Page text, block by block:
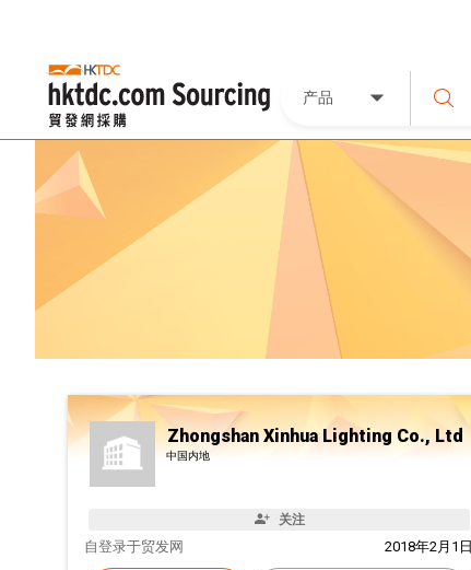
产品
Zhongshan Xinhua Lighting Co., Ltd
中国内地
关注
自 2018年2月1日
登录于贸发网